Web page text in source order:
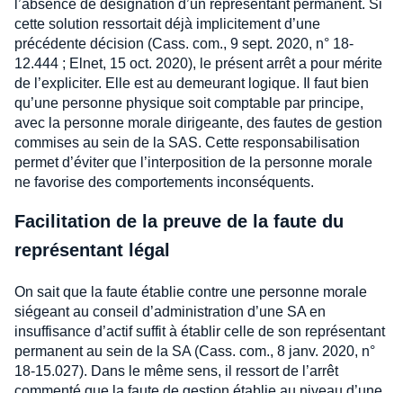
l’absence de désignation d’un représentant permanent. Si
cette solution ressortait déjà implicitement d’une
précédente décision (Cass. com., 9 sept. 2020, n° 18-
12.444 ; Elnet, 15 oct. 2020), le présent arrêt a pour mérite
de l’expliciter. Elle est au demeurant logique. Il faut bien
qu’une personne physique soit comptable par principe,
avec la personne morale dirigeante, des fautes de gestion
commises au sein de la SAS. Cette responsabilisation
permet d’éviter que l’interposition de la personne morale
ne favorise des comportements inconséquents.
Facilitation de la preuve de la faute du
représentant légal
On sait que la faute établie contre une personne morale
siégeant au conseil d’administration d’une SA en
insuffisance d’actif suffit à établir celle de son représentant
permanent au sein de la SA (Cass. com., 8 janv. 2020, n°
18-15.027). Dans le même sens, il ressort de l’arrêt